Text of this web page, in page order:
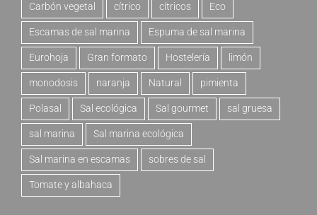
Carbón vegetal cítrico cítricos Eco
Escamas de sal marina Espuma de sal marina
Eurohoja Gran formato Hostelería limón
monodosis naranja Natural pimienta
Polasal Sal ecológica Sal gourmet sal gruesa
sal marina Sal marina ecológica
Sal marina en escamas sobres de sal
Tomate y albahaca